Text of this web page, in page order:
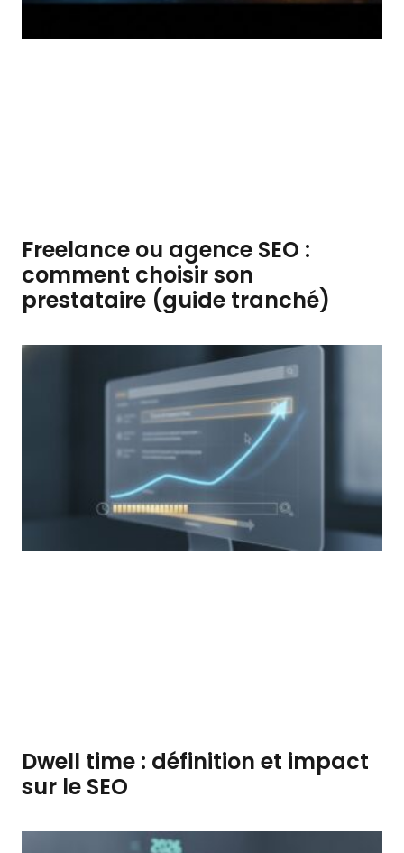
Freelance ou agence SEO :
comment choisir son
prestataire (guide tranché)
Dwell time : définition et impact
sur le SEO